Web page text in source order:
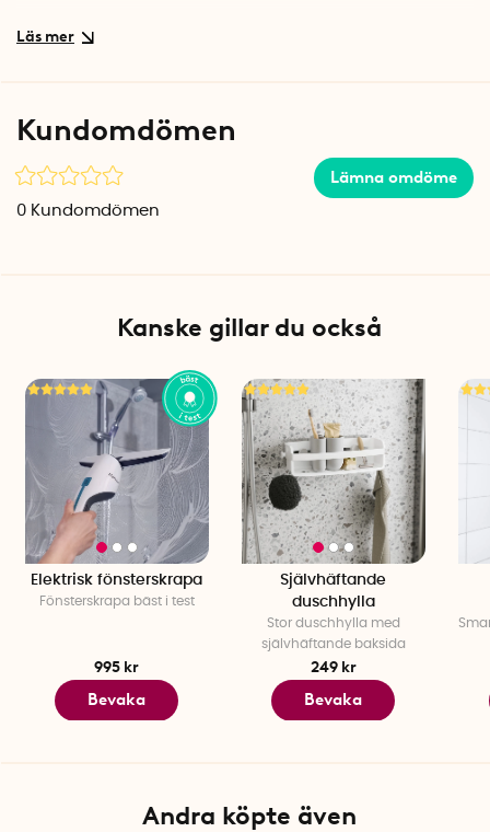
OBS! Detta är ett tillbehör som bara passar
Färg: Vit
Kompatibilitet, klämfäste: Passar duschväggar och
Kundomdömen
Lämna omdöme
0 Kundomdömen
Kanske gillar du också
Elektrisk fönsterskrapa
Fönsterskrapa bäst i test
995 kr
Bevaka
Självhäftande
duschhylla
Stor duschhylla med
självhäftande baksida
249 kr
Bevaka
Andra köpte även